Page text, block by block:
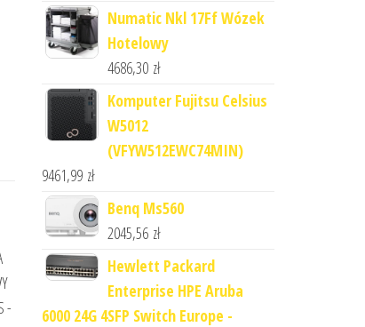
-
Numatic Nkl 17Ff Wózek
Hotelowy
4686,30 zł
Komputer Fujitsu Celsius
W5012
(VFYW512EWC74MIN)
9461,99 zł
Benq Ms560
2045,56 zł
Hewlett Packard
Enterprise HPE Aruba
6000 24G 4SFP Switch Europe -